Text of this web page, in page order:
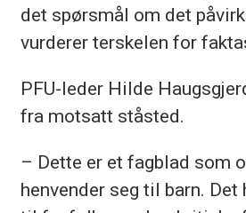
det spørsmål om det
vurderer terskelen for
PFU-leder Hilde
fra motsatt ståsted.
– Dette er et fagblad som
henvender seg til barn. Det